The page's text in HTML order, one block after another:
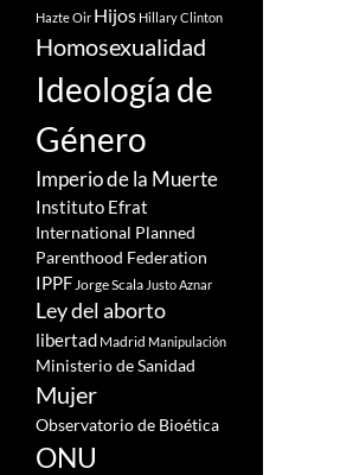
Hazte Oir Hijos Hillary Clinton
Homosexualidad
Ideología de
Género
Imperio de la Muerte
Instituto Efrat
International Planned
Parenthood Federation
IPPFJorge Scala Justo Aznar
Ley del aborto
libertad Madrid Manipulación
Ministerio de Sanidad
Mujer
Observatorio de Bioética
ONU